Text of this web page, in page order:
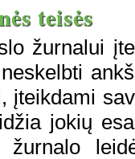
teisės
žurnalui
įteikdami
jokių
žurnalo